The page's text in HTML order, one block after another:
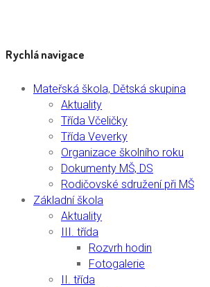
Rychlá navigace
Mateřská škola, Dětská skupina
Aktuality
Třída Včeličky
Třída Veverky
Organizace školního roku
Dokumenty MŠ, DS
Rodičovské sdružení při MŠ
Základní škola
Aktuality
III. třída
Rozvrh hodin
Fotogalerie
II. třída